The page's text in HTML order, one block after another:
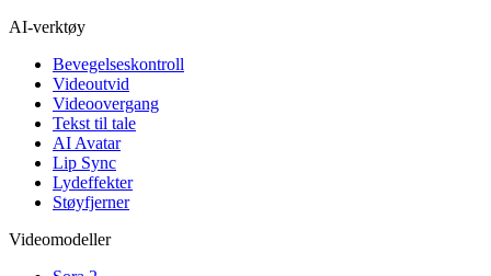
AI-verktøy
Bevegelseskontroll
Videoutvid
Videoovergang
Tekst til tale
AI Avatar
Lip Sync
Lydeffekter
Støyfjerner
Videomodeller